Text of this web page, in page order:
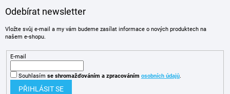
Odebírat newsletter
Vložte svůj e-mail a my vám budeme zasílat informace o nových produktech na
našem e-shopu.
E-mail
Souhlasím se shromažďováním a zpracováním osobních údajů.
PŘIHLÁSIT SE